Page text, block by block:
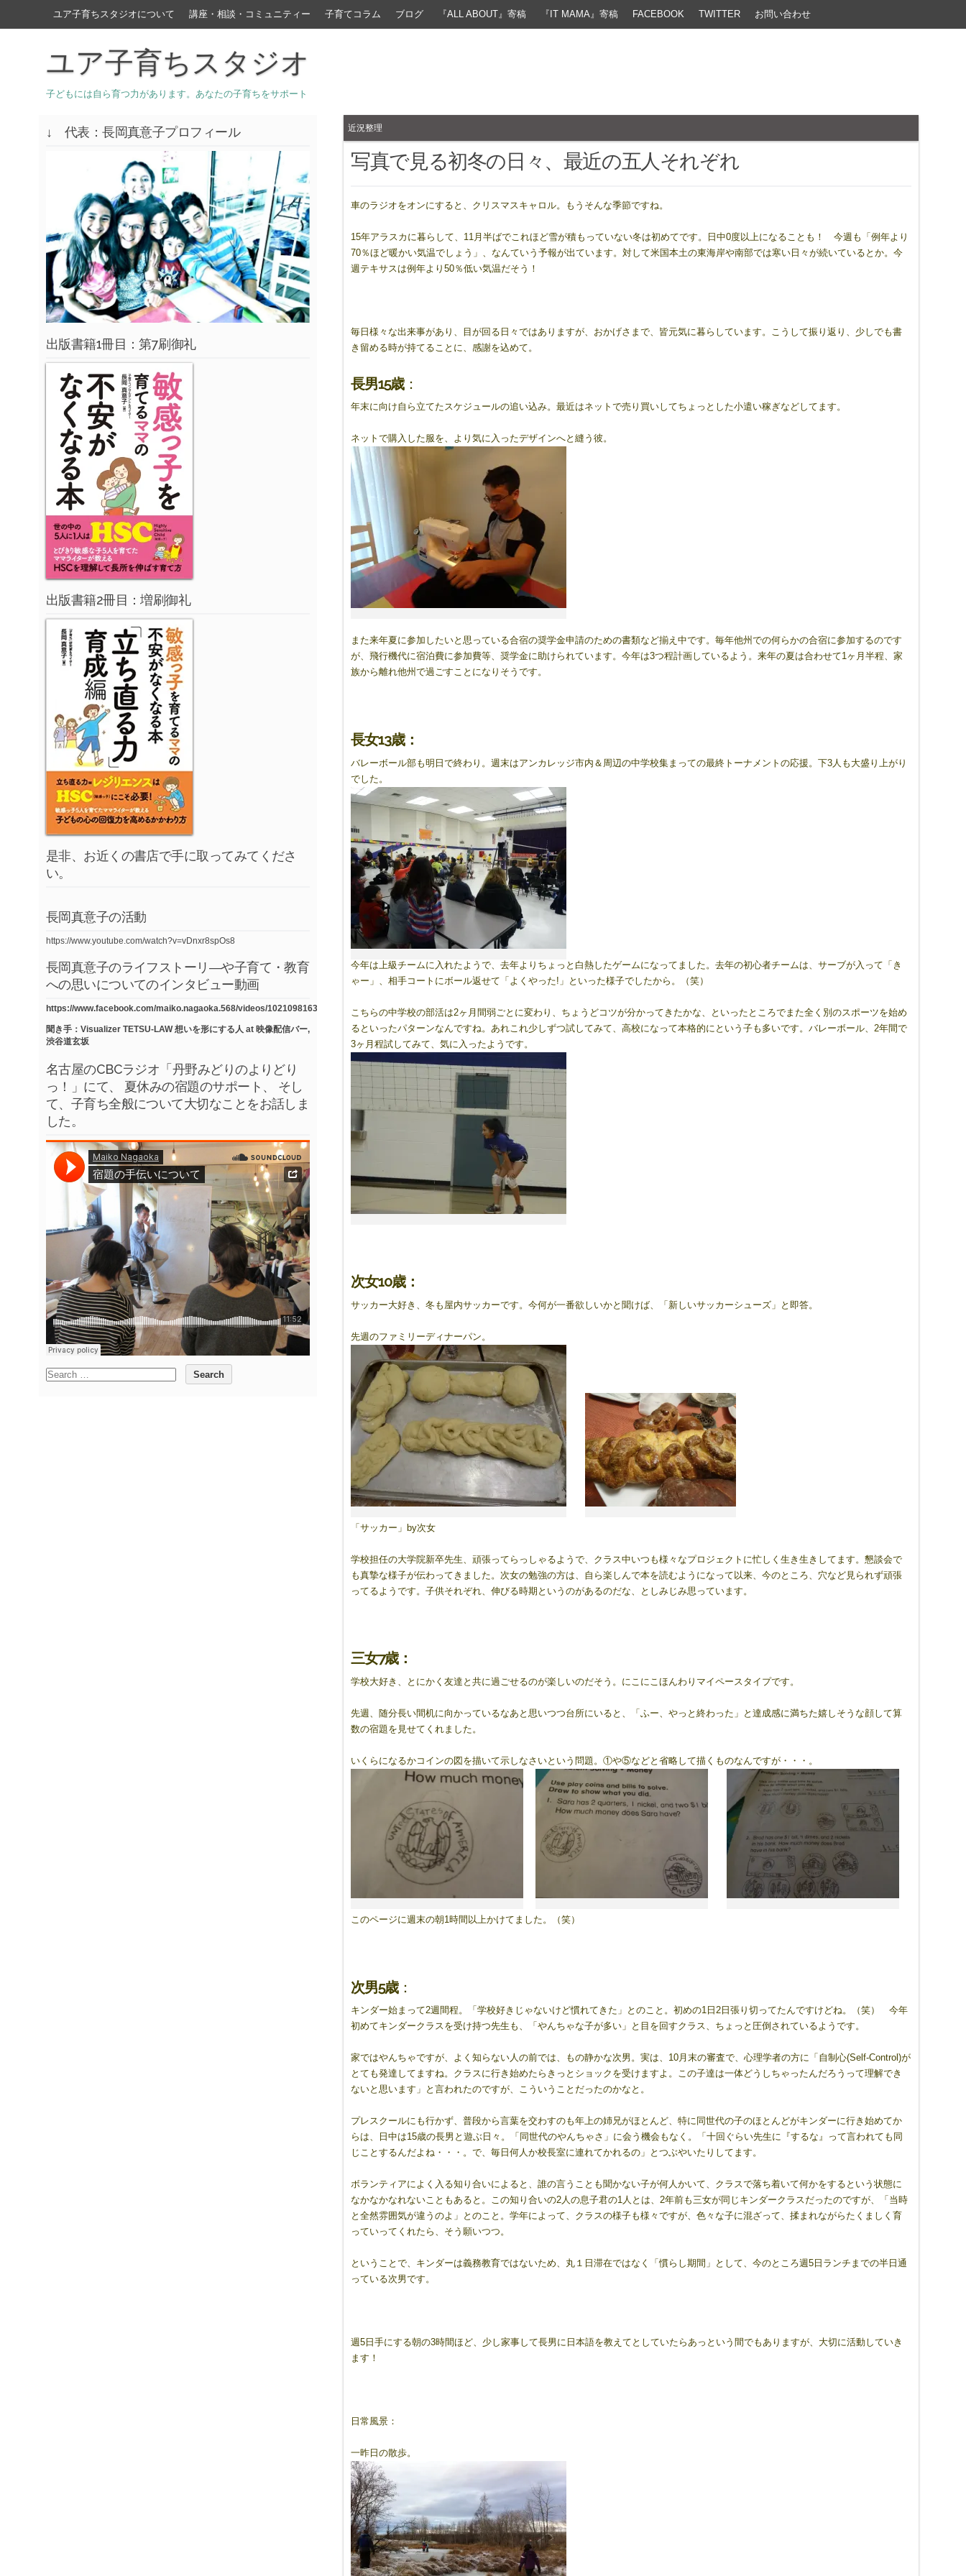
ユア子育ちスタジオについて 講座・相談・コミュニティー 子育てコラム ブログ 『ALL ABOUT』寄稿 『IT MAMA』寄稿 FACEBOOK TWITTER お問い合わせ
ユア子育ちスタジオ
子どもには自ら育つ力があります。あなたの子育ちをサポート
近況整理
写真で見る初冬の日々、最近の五人それぞれ
車のラジオをオンにすると、クリスマスキャロル。もうそんな季節ですね。
15年アラスカに暮らして、11月半ばでこれほど雪が積もっていない冬は初めてです。日中0度以上になることも！ 今週も「例年より
70％ほど暖かい気温でしょう」、なんていう予報が出ています。対して米国本土の東海岸や南部では寒い日々が続いているとか。今
週テキサスは例年より50％低い気温だそう！
毎日様々な出来事があり、目が回る日々ではありますが、おかげさまで、皆元気に暮らしています。こうして振り返り、少しでも書
き留める時が持てることに、感謝を込めて。
長男15歳：
年末に向け自ら立てたスケジュールの追い込み。最近はネットで売り買いしてちょっとした小遣い稼ぎなどしてます。
ネットで購入した服を、より気に入ったデザインへと縫う彼。
また来年夏に参加したいと思っている合宿の奨学金申請のための書類など揃え中です。毎年他州での何らかの合宿に参加するのです
が、飛行機代に宿泊費に参加費等、奨学金に助けられています。今年は3つ程計画しているよう。来年の夏は合わせて1ヶ月半程、家
族から離れ他州で過ごすことになりそうです。
長女13歳：
バレーボール部も明日で終わり。週末はアンカレッジ市内＆周辺の中学校集まっての最終トーナメントの応援。下3人も大盛り上がり
でした。
今年は上級チームに入れたようで、去年よりちょっと白熱したゲームになってました。去年の初心者チームは、サーブが入って「き
ゃー」、相手コートにボール返せて「よくやった!」といった様子でしたから。（笑）
こちらの中学校の部活は2ヶ月間弱ごとに変わり、ちょうどコツが分かってきたかな、といったところでまた全く別のスポーツを始め
るといったパターンなんですね。あれこれ少しずつ試してみて、高校になって本格的にという子も多いです。バレーボール、2年間で
3ヶ月程試してみて、気に入ったようです。
次女10歳：
サッカー大好き、冬も屋内サッカーです。今何が一番欲しいかと聞けば、「新しいサッカーシューズ」と即答。
先週のファミリーディナーパン。
「サッカー」by次女
学校担任の大学院新卒先生、頑張ってらっしゃるようで、クラス中いつも様々なプロジェクトに忙しく生き生きしてます。懇談会で
も真摯な様子が伝わってきました。次女の勉強の方は、自ら楽しんで本を読むようになって以来、今のところ、穴など見られず頑張
ってるようです。子供それぞれ、伸びる時期というのがあるのだな、としみじみ思っています。
三女7歳：
学校大好き、とにかく友達と共に過ごせるのが楽しいのだそう。にこにこほんわりマイペースタイプです。
先週、随分長い間机に向かっているなあと思いつつ台所にいると、「ふー、やっと終わった」と達成感に満ちた嬉しそうな顔して算
数の宿題を見せてくれました。
いくらになるかコインの図を描いて示しなさいという問題。①や⑤などと省略して描くものなんですが・・・。
このページに週末の朝1時間以上かけてました。（笑）
次男5歳：
キンダー始まって2週間程。「学校好きじゃないけど慣れてきた」とのこと。初めの1日2日張り切ってたんですけどね。（笑） 今年
初めてキンダークラスを受け持つ先生も、「やんちゃな子が多い」と目を回すクラス、ちょっと圧倒されているようです。
家ではやんちゃですが、よく知らない人の前では、もの静かな次男。実は、10月末の審査で、心理学者の方に「自制心(Self-Control)が
とても発達してますね。クラスに行き始めたらきっとショックを受けますよ。この子達は一体どうしちゃったんだろうって理解でき
ないと思います」と言われたのですが、こういうことだったのかなと。
プレスクールにも行かず、普段から言葉を交わすのも年上の姉兄がほとんど、特に同世代の子のほとんどがキンダーに行き始めてか
らは、日中は15歳の長男と遊ぶ日々。「同世代のやんちゃさ」に会う機会もなく。「十回ぐらい先生に『するな』って言われても同
じことするんだよね・・・。で、毎日何人か校長室に連れてかれるの」とつぶやいたりしてます。
ボランティアによく入る知り合いによると、誰の言うことも聞かない子が何人かいて、クラスで落ち着いて何かをするという状態に
なかなかなれないこともあると。この知り合いの2人の息子君の1人とは、2年前も三女が同じキンダークラスだったのですが、「当時
と全然雰囲気が違うのよ」とのこと。学年によって、クラスの様子も様々ですが、色々な子に混ざって、揉まれながらたくましく育
っていってくれたら、そう願いつつ。
ということで、キンダーは義務教育ではないため、丸１日滞在ではなく「慣らし期間」として、今のところ週5日ランチまでの半日通
っている次男です。
週5日手にする朝の3時間ほど、少し家事して長男に日本語を教えてとしていたらあっという間でもありますが、大切に活動していき
ます！
日常風景：
一昨日の散歩。
↓ 代表：長岡真意子プロフィール
出版書籍1冊目：第7刷御礼
出版書籍2冊目：増刷御礼
是非、お近くの書店で手に取ってみてくださ
い。
長岡真意子の活動
https://www.youtube.com/watch?v=vDnxr8spOs8
長岡真意子のライフストーリ―や子育て・教育
への思いについてのインタビュー動画
https://www.facebook.com/maiko.nagaoka.568/videos/10210981638417544/
聞き手：Visualizer TETSU-LAW 想いを形にする人 at 映像配信バー,
渋谷道玄坂
名古屋のCBCラジオ「丹野みどりのよりどり
っ！」にて、 夏休みの宿題のサポート、 そし
て、子育ち全般について大切なことをお話しま
した。